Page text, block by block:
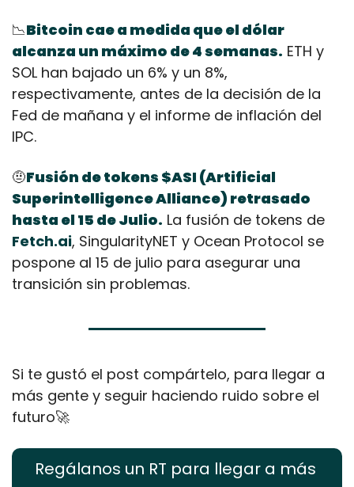
📉Bitcoin cae a medida que el dólar
alcanza un máximo de 4 semanas. ETH y
SOL han bajado un 6% y un 8%,
respectivamente, antes de la decisión de la
Fed de mañana y el informe de inflación del
IPC.
🤨Fusión de tokens $ASI (Artificial
Superintelligence Alliance) retrasado
hasta el 15 de Julio.
Fetch.ai, SingularityNET y Ocean Protocol se
pospone al 15 de julio para asegurar una
transición sin problemas.
Si te gustó el post compártelo, para llegar a
más gente y seguir haciendo ruido sobre el
futuro🚀
Regálanos un RT para llegar a más